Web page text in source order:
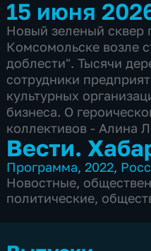
15 июня
Новый зеленый сквер
Комсомольске возле
доблести". Тысячи
сотрудники
культурных
бизнеса. О
коллективов - Алина
Вести.
Программа,2022,
Новостные,
политические,